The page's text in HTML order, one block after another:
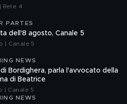
Rete 4
PARTES
dell'8 agosto, Canale 5
| Canale 5
NEWS
di Bordighera, parla l'avvocato della
di Beatrice
| Canale 5
NEWS